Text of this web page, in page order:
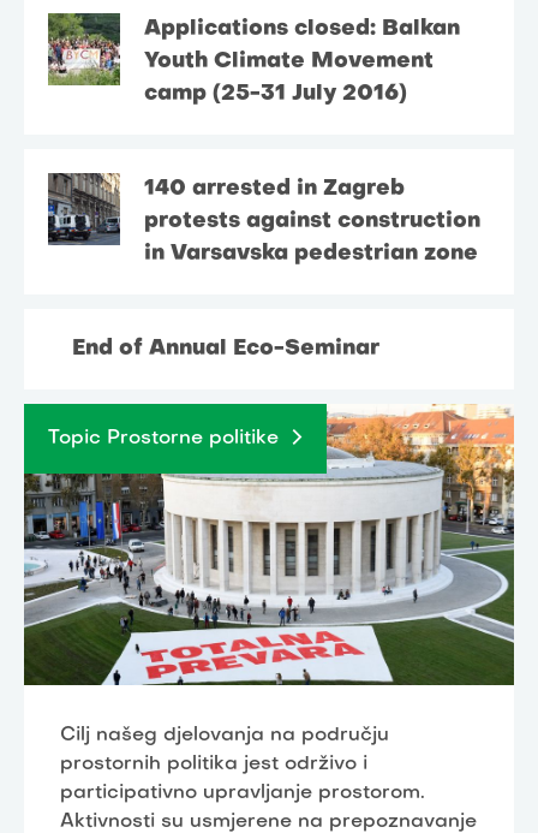
Applications closed: Balkan
Youth Climate Movement
camp (25-31 July 2016)
140 arrested in Zagreb
protests against construction
in Varsavska pedestrian zone
End of Annual Eco-Seminar
Topic Prostorne politike
Cilj našeg djelovanja na području
prostornih politika jest održivo i
participativno upravljanje prostorom.
Aktivnosti su usmjerene na prepoznavanje